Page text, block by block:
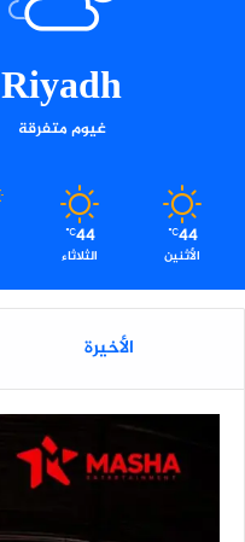
Riyadh
غيوم متفرقة
44
℃
الأثنين
44
℃
الثلاثاء
الأخيرة